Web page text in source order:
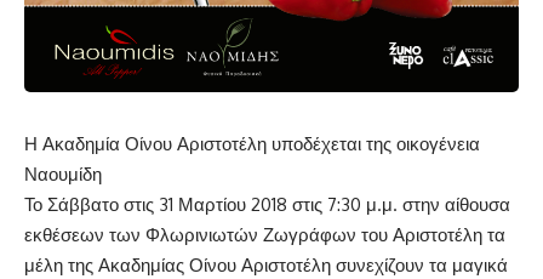
Η Ακαδημία Οίνου Αριστοτέλη υποδέχεται της οικογένεια
Ναουμίδη
Το Σάββατο στις 31 Μαρτίου 2018 στις 7:30 μ.μ. στην αίθουσα
εκθέσεων των Φλωρινιωτών Ζωγράφων του Αριστοτέλη τα
μέλη της Ακαδημίας Οίνου Αριστοτέλη συνεχίζουν τα μαγικά